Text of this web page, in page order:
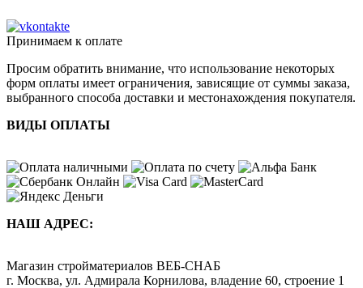
Принимаем к оплате
Просим обратить внимание, что использование некоторых
форм оплаты имеет ограничения, зависящие от суммы заказа,
выбранного способа доставки и местонахождения покупателя.
ВИДЫ ОПЛАТЫ
НАШ АДРЕС:
Магазин стройматериалов ВЕБ-СНАБ
г. Москва, ул. Адмирала Корнилова, владение 60, строение 1